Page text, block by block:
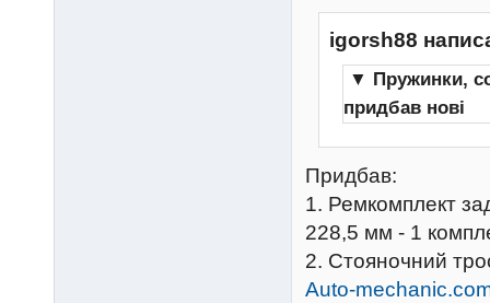
igorsh88
▼ Пружинки,
придбав нові
Придбав:
1. Ремкомплект
228,5 мм - 1
2. Стояночний
Auto-